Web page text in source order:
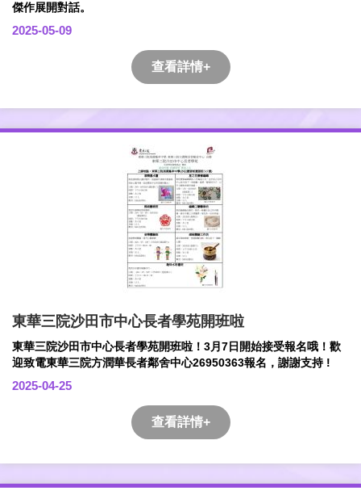
傑作展開對話。
2025-05-09
查看詳情+
東華三院沙田市中心長者學苑開班啦
東華三院沙田市中心長者學苑開班啦！3月7日開始接受報名哦！歡
迎致電東華三院方潤華長者鄰舍中心26950363報名，謝謝支持 !
2025-04-25
查看詳情+